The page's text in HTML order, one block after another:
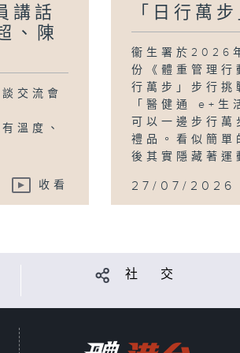
講話
、陳
交流會
溫度、
收看
「日行萬
衞生署於2026
份《體重管理行
行萬步」步行挑
「醫健通 e+生
可以一邊步行萬
禮品。看似簡單
後其實隱藏著
27/07/2026
社 交